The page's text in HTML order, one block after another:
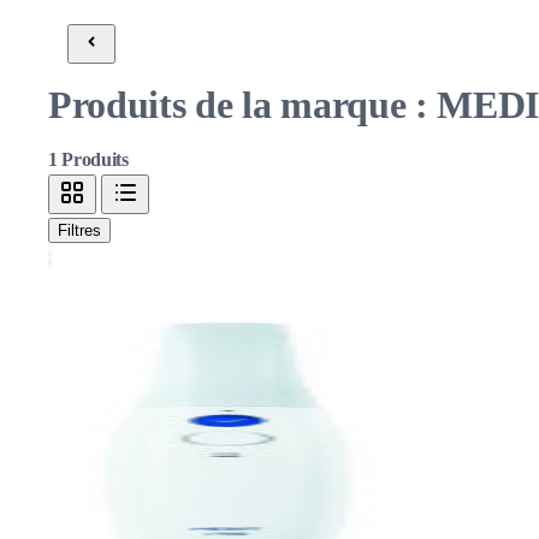
Produits de la marque :
1Produits
Filtres